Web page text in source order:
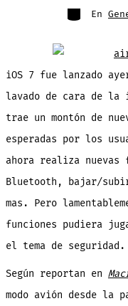
Categorías
En
iOS 7 fue lanzado
lavado de cara de la
trae un montón de
esperadas por los
ahora realiza nuevas
Bluetooth, bajar/
mas. Pero
funciones pudiera
el tema de seguridad.
Según reportan en
modo avión desde la